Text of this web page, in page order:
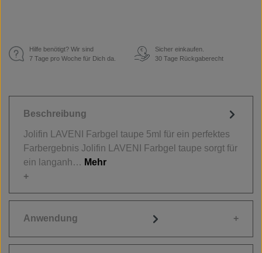
Hilfe benötigt? Wir sind
7 Tage pro Woche für Dich da.
€
Sicher einkaufen.
30 Tage Rückgaberecht
Beschreibung
Jolifin LAVENI Farbgel taupe 5ml für ein perfektes
Farbergebnis Jolifin LAVENI Farbgel taupe sorgt für
ein langanh… Mehr
Anwendung